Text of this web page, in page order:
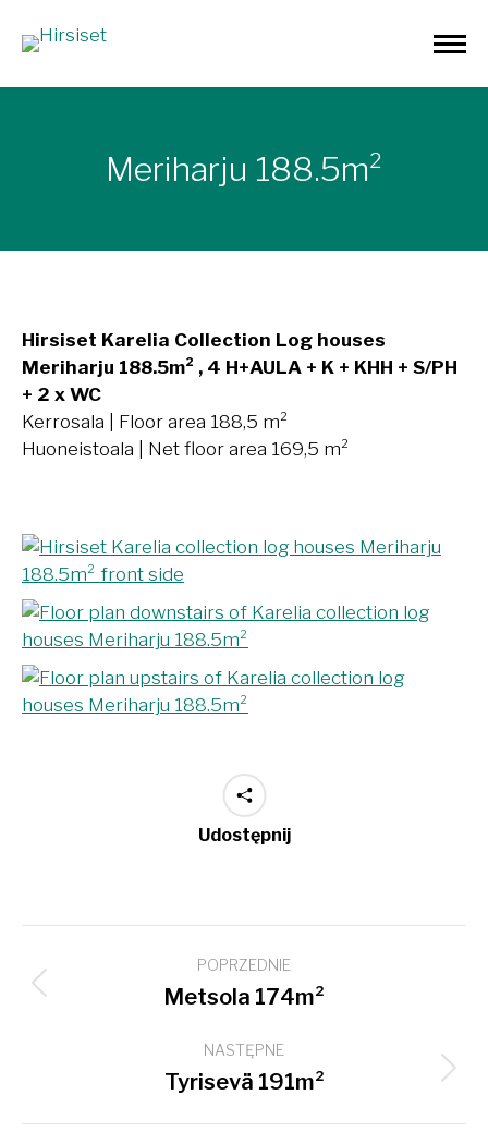
Meriharju 188.5m²
Hirsiset Karelia Collection Log houses
Meriharju 188.5m² , 4 H+AULA + K + KHH + S/PH
+ 2 x WC
Kerrosala | Floor area 188,5 m²
Huoneistoala | Net floor area 169,5 m²
Udostępnij
navigation
POPRZEDNIE
Previous
Metsola 174m²
NASTĘPNE
Next
Tyrisevä 191m²